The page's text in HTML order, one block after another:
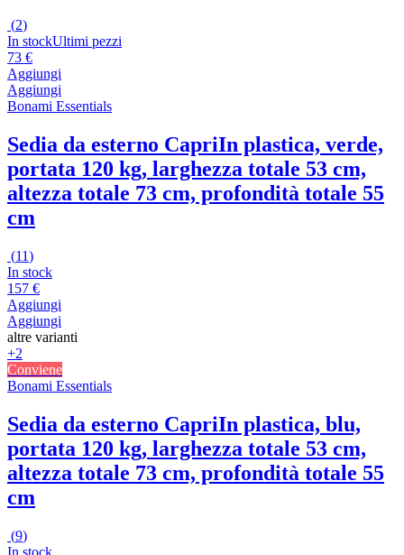
(2)
In stockUltimi pezzi
73 €
Aggiungi
Aggiungi
Bonami Essentials
Sedia da esterno CapriIn plastica, verde,
portata 120 kg, larghezza totale 53 cm,
altezza totale 73 cm, profondità totale 55
cm
(11)
In stock
157 €
Aggiungi
Aggiungi
altre varianti
+2
Conviene
Bonami Essentials
Sedia da esterno CapriIn plastica, blu,
portata 120 kg, larghezza totale 53 cm,
altezza totale 73 cm, profondità totale 55
cm
(9)
In stock